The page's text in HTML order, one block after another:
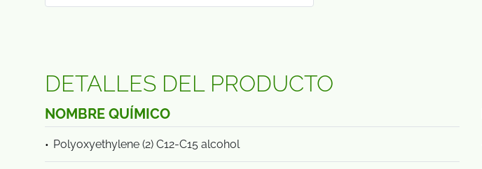
DETALLES DEL PRODUCTO
NOMBRE QUÍMICO
Polyoxyethylene (2) C12-C15 alcohol